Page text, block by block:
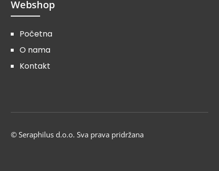
Webshop
Početna
O nama
Kontakt
© Seraphilus d.o.o. Sva prava pridržana